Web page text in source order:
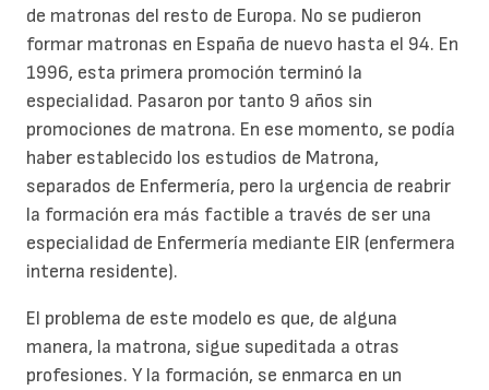
de matronas del resto de Europa. No se pudieron
formar matronas en España de nuevo hasta el 94. En
1996, esta primera promoción terminó la
especialidad. Pasaron por tanto 9 años sin
promociones de matrona. En ese momento, se podía
haber establecido los estudios de Matrona,
separados de Enfermería, pero la urgencia de reabrir
la formación era más factible a través de ser una
especialidad de Enfermería mediante EIR (enfermera
interna residente).
El problema de este modelo es que, de alguna
manera, la matrona, sigue supeditada a otras
profesiones. Y la formación, se enmarca en un